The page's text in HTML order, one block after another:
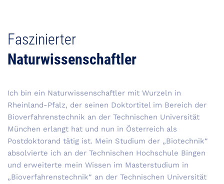
Faszinierter
Naturwissenschaftler
Ich bin ein Naturwissenschaftler mit Wurzeln in
Rheinland-Pfalz, der seinen Doktortitel im Bereich der
Bioverfahrenstechnik an der Technischen Universität
München erlangt hat und nun in Österreich als
Postdoktorand tätig ist. Mein Studium der „Biotechnik“
absolvierte ich an der Technischen Hochschule Bingen
und erweiterte mein Wissen im Masterstudium in
„Bioverfahrenstechnik“ an der Technischen Universität